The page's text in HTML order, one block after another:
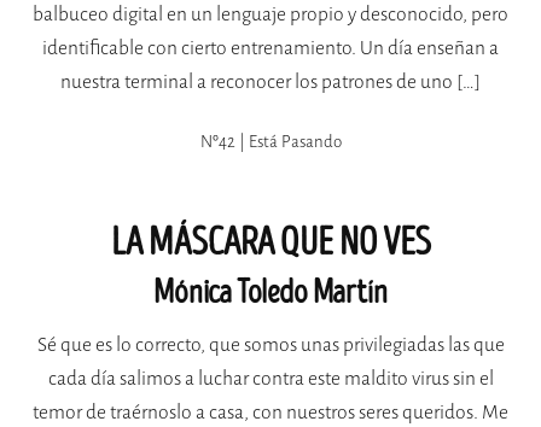
balbuceo digital en un lenguaje propio y desconocido, pero
identificable con cierto entrenamiento. Un día enseñan a
nuestra terminal a reconocer los patrones de uno […]
Nº42 | Está Pasando
LA MÁSCARA QUE NO VES
Mónica Toledo Martín
Sé que es lo correcto, que somos unas privilegiadas las que
cada día salimos a luchar contra este maldito virus sin el
temor de traérnoslo a casa, con nuestros seres queridos. Me